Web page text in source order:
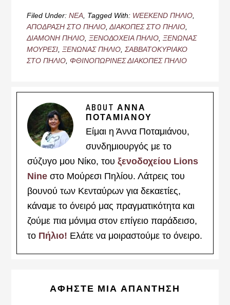
Filed Under:ΝΕΑ Tagged With: WEEKEND ΠΗΛΙΟ
ΑΠΟΔΡΑΣΗ ΣΤΟ ΠΗΛΙΟ ,ΔΙΑΚΟΠΕΣ ΣΤΟ ΠΗΛΙΟ
ΔΙΑΜΟΝΗ ΠΗΛΙΟ
ΞΕΝΟΔΟΧΕΙΑ ΠΗΛΙΟ
ΞΕΝΩΝΑΣ
ΜΟΥΡΕΣΙ
ΞΕΝΩΝΑΣ ΠΗΛΙΟ ,ΣΑΒΒΑΤΟΚΥΡΙΑΚΟ
ΣΤΟ ΠΗΛΙΟ ΦΘΙΝΟΠΩΡΙΝΕΣ ΔΙΑΚΟΠΕΣ ΠΗΛΙΟ
ABOUTΑΝΝΑ
ΠΟΤΑΜΙΑΝΟΥ
Είμαι η Άννα Ποταμιάνου,
συνδημιουργός με το
σύζυγο μου Νίκο, τουξενοδοχείου Lions
Nine στο Μούρεσι Πηλίου. Λάτρεις του
βουνού των Κενταύρων για δεκαετίες,
κάναμε το όνειρό μας πραγματικότητα και
ζούμε πια μόνιμα στον επίγειο παράδεισο,
το Πήλιο! Ελάτε να μοιραστούμε το όνειρο.
ReaderΑΦΉΣΤΕ ΜΙΑ ΑΠΆΝΤΗΣΗ